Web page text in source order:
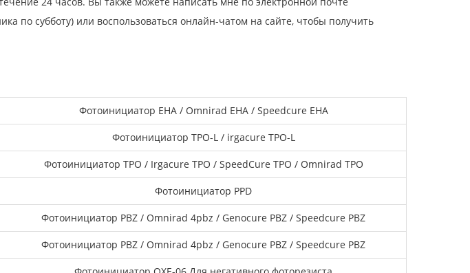
по субботу) или воспользоваться онлайн-чатом на сайте, чтобы получить
Фотоинициатор EHA / Omnirad EHA / Speedcure EHA
Фотоинициатор TPO-L / irgacure TPO-L
Фотоинициатор TPO / Irgacure TPO / SpeedCure TPO / Omnirad TPO
Фотоинициатор PPD
Фотоинициатор PBZ / Omnirad 4pbz / Genocure PBZ / Speedcure PBZ
Фотоинициатор PBZ / Omnirad 4pbz / Genocure PBZ / Speedcure PBZ